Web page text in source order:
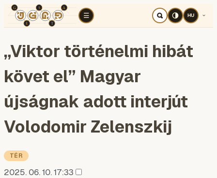
☰
TÉR KOGNITÍV HÁBORÚ
HU
„Viktor történelmi hibát
követ el” Magyar
újságnak adott interjút
Volodomir Zelenszkij
TÉR
2025. 06. 10. 17:33